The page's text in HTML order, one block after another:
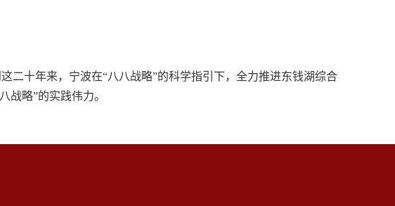
二十年来，宁波在“八八战略”的科学指引下，全力推进东钱湖综合
战略”的实践伟力。